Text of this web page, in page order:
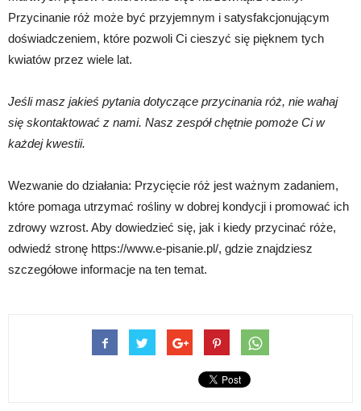
Przycinanie róż może być przyjemnym i satysfakcjonującym
doświadczeniem, które pozwoli Ci cieszyć się pięknem tych
kwiatów przez wiele lat.
Jeśli masz jakieś pytania dotyczące przycinania róż, nie wahaj
się skontaktować z nami. Nasz zespół chętnie pomoże Ci w
każdej kwestii.
Wezwanie do działania: Przycięcie róż jest ważnym zadaniem,
które pomaga utrzymać rośliny w dobrej kondycji i promować ich
zdrowy wzrost. Aby dowiedzieć się, jak i kiedy przycinać róże,
odwiedź stronę https://www.e-pisanie.pl/, gdzie znajdziesz
szczegółowe informacje na ten temat.